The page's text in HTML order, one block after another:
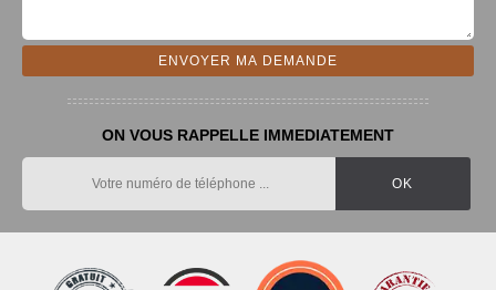
ON VOUS RAPPELLE IMMEDIATEMENT